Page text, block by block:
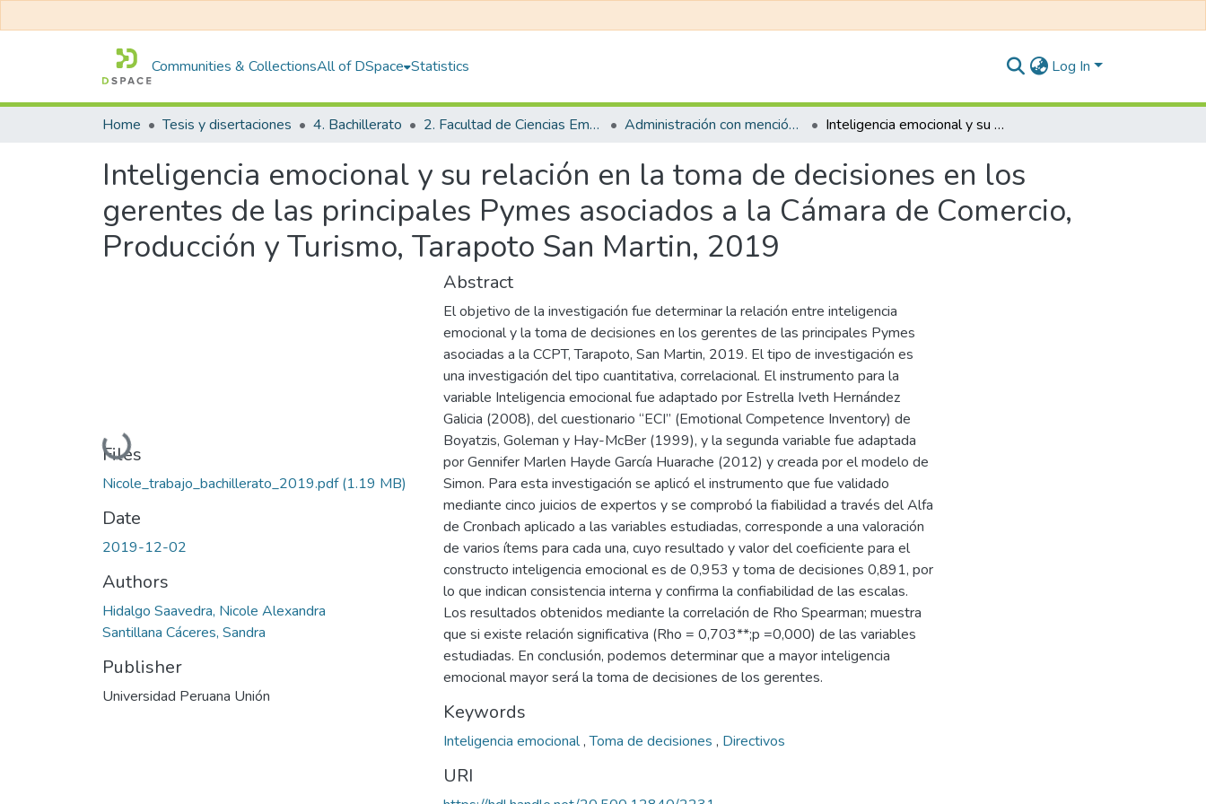
Communities & CollectionsAll of DSpace Statistics Log In
Home Tesis y disertaciones 4. Bachillerato 2. Facultad de Ciencias Empresariales Administración con mención en Gestión Empresarial Inteligencia emocional y su relación en la toma de decisiones en los gerentes de las principales Pymes asociados a la Cámara de Comercio, Producción y Turismo, Tarapoto San Martin, 2019
Inteligencia emocional y su relación en la toma de decisiones en los
gerentes de las principales Pymes asociados a la Cámara de Comercio,
Producción y Turismo, Tarapoto San Martin, 2019
Loading...
Files
Nicole_trabajo_bachillerato_2019.pdf(1.19 MB)
Date
2019-12-02
Authors
Hidalgo Saavedra, Nicole Alexandra
Santillana Cáceres, Sandra
Publisher
Universidad Peruana Unión
Abstract
El objetivo de la investigación fue determinar la relación entre inteligencia
emocional y la toma de decisiones en los gerentes de las principales Pymes
asociadas a la CCPT, Tarapoto, San Martin, 2019. El tipo de investigación es
una investigación del tipo cuantitativa, correlacional. El instrumento para la
variable Inteligencia emocional fue adaptado por Estrella Iveth Hernández
Galicia (2008), del cuestionario “ECI” (Emotional Competence Inventory) de
Boyatzis, Goleman y Hay-McBer (1999), y la segunda variable fue adaptada
por Gennifer Marlen Hayde García Huarache (2012) y creada por el modelo de
Simon. Para esta investigación se aplicó el instrumento que fue validado
mediante cinco juicios de expertos y se comprobó la fiabilidad a través del Alfa
de Cronbach aplicado a las variables estudiadas, corresponde a una valoración
de varios ítems para cada una, cuyo resultado y valor del coeficiente para el
constructo inteligencia emocional es de 0,953 y toma de decisiones 0,891, por
lo que indican consistencia interna y confirma la confiabilidad de las escalas.
Los resultados obtenidos mediante la correlación de Rho Spearman; muestra
que si existe relación significativa (Rho = 0,703**;p =0,000) de las variables
estudiadas. En conclusión, podemos determinar que a mayor inteligencia
emocional mayor será la toma de decisiones de los gerentes.
Keywords
Inteligencia emocional,Toma de decisiones , Directivos
URI